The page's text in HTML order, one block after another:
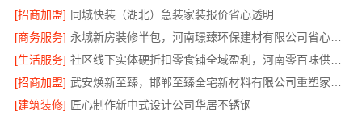
[招商加盟] 同城快装（湖北）急装家装报价省心透明
[商务服务]
永城新房装修半包，河南璟臻环保建材有限公司省心托管
[生活服务]
社区线下实体硬折扣零食铺全域盈利，河南零百味供应链有限公司供应链强势赋能
[招商加盟]
[建筑装修] 匠心制作新中式设计公司华居不锈钢